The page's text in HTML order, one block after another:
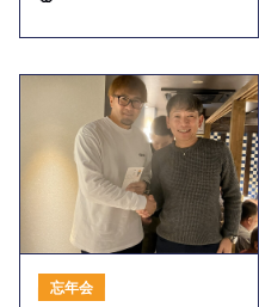
忘年会